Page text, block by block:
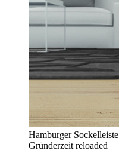
Hamburger Sockelleiste
Gründerzeit reloaded